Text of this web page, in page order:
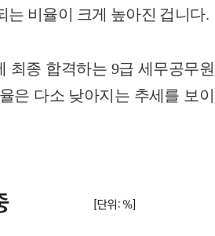
는 비율이 크게 높아진 겁니다.
최종 합격하는 9급 세무공무원
은 다소 낮아지는 추세를 보이